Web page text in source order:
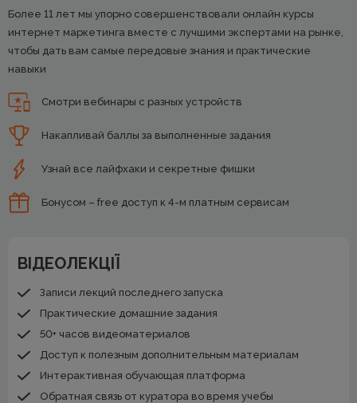
Более 11 лет мы упорно совершенствовали онлайн курсы
интернет маркетинга вместе с лучшими экспертами на рынке,
чтобы дать вам самые передовые знания и практические
навыки
Смотри вебинары с разных устройств
Накапливай баллы за выполненные задания
Узнай все лайфхаки и секретные фишки
Бонусом – free доступ к 4-м платным сервисам
ВІДЕОЛЕКЦІЇ
Записи лекций последнего запуска
Практические домашние задания
50+ часов видеоматериалов
Доступ к полезным дополнительным материалам
Интерактивная обучающая платформа
Обратная связь от куратора во время учебы